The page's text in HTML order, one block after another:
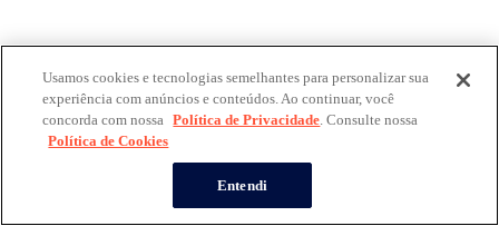
Usamos cookies e tecnologias semelhantes para personalizar sua
experiência com anúncios e conteúdos. Ao continuar, você
concorda com nossa Política de Privacidade. Consulte nossa
Política de Cookies
Entendi